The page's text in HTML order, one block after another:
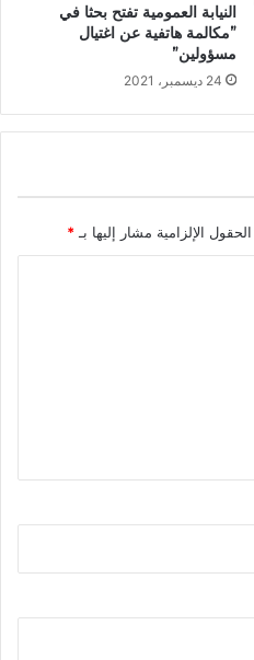
النيابة العمومية تفتح بحثا في
”مكالمة هاتفية عن اغتيال
مسؤولين”
24 ديسمبر، 2021
الحقول الإلزامية مشار إليها بـ*